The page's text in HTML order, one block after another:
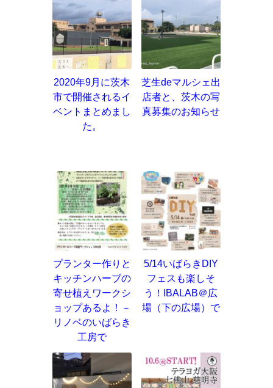
2020年9月に茨木
市で開催されるイ
ベントまとめまし
た。
芝生deマルシェ出
店者と、茨木の写
真募集のお知らせ
プランター作りと
キッチンハーブの
寄せ植えワークシ
ョップあるよ！－
リノベのいばらき
工房で
5/14いばらきDIY
フェスも楽しそ
う！IBALAB＠広
場（下の広場）で